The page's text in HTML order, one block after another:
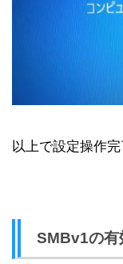
以上で設定操作完
SMBv1の有